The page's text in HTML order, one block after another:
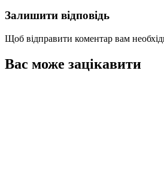
Залишити відповідь
Щоб відправити коментар вам
Вас може зацікавити